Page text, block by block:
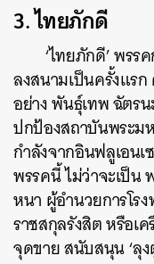
3. ไทยภักดี
‘ไทยภักดี’พรร
ลงสนามเป็นครั้งแร
อย่าง พันธุ์เทพ ฉัตร
ปกป้องสถาบันพระม
กำลังจากอินฟลูเอนเ
พรรคนี้ ไม่ว่าจะเป็
หนา ผู้อำนวยการโ
ราชสกุลรังสิต หรือเ
จุดขาย สนับสนุน‘ลุ